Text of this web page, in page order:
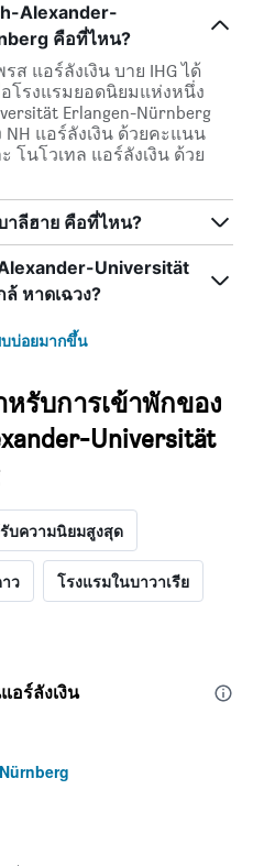
Alexander-
คือที่ไหน?
ส แอร์ลังเงิน บาย IHG ได้
อโรงแรมยอดนิยมแห่งหนึ่ง
Erlangen-Nürnberg
แอร์ลังเงิน ด้วยคะแนน
โนโวเทล แอร์ลังเงิน ด้วย
าลีฮาย คือที่ไหน?
Universität
หาดเฉวง?
บ่อยมากขึ้น
รับการเข้าพักของ
Universität
รับความนิยมสูงสุด
ว โรงแรมในบาวาเรีย
อร์ลังเงิน